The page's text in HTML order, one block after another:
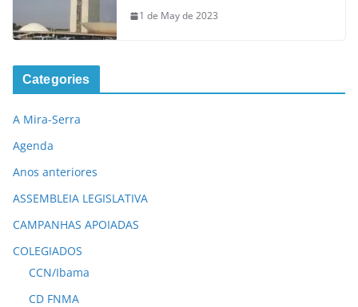
1 de May de 2023
Categories
A Mira-Serra
Agenda
Anos anteriores
ASSEMBLEIA LEGISLATIVA
CAMPANHAS APOIADAS
COLEGIADOS
CCN/Ibama
CD FNMA